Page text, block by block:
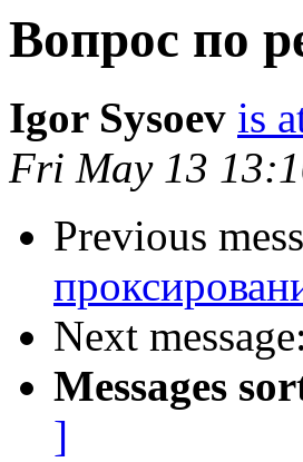
Вопрос по
Igor Sysoev is
Fri May 13
Previous
Next message:
Messages
]